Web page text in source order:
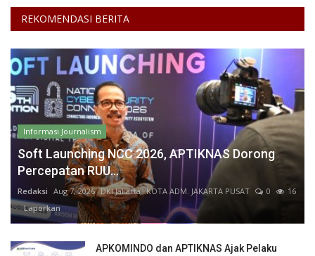
REKOMENDASI BERITA
Informasi Journalism
Soft Launching NCC 2026, APTIKNAS Dorong
Percepatan RUU...
Redaksi Aug 7, 2026 DKI Jakarta KOTA ADM. JAKARTA PUSAT 0
16
Laporkan
APKOMINDO dan APTIKNAS Ajak Pelaku